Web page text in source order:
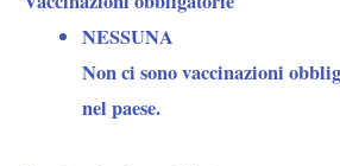
NESSUNA
Non ci sono vaccinazioni
nel paese.